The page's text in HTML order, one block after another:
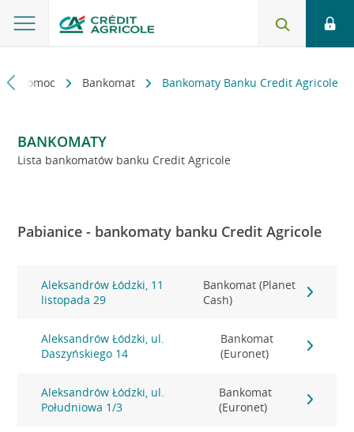
i pomoc Bankomat Bankomaty Banku Credit Agricole
BANKOMATY
Lista bankomatów banku Credit Agricole
Pabianice - bankomaty banku Credit Agricole
Aleksandrów Łódzki, 11
listopada 29
Bankomat (Planet
Cash)
Aleksandrów Łódzki, ul.
Daszyńskiego 14
Bankomat
(Euronet)
Aleksandrów Łódzki, ul.
Południowa 1/3
Bankomat
(Euronet)